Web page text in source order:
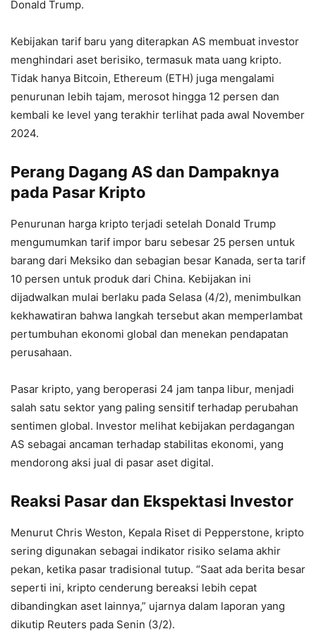
Donald Trump.
Kebijakan tarif baru yang diterapkan AS membuat investor
menghindari aset berisiko, termasuk mata uang kripto.
Tidak hanya Bitcoin, Ethereum (ETH) juga mengalami
penurunan lebih tajam, merosot hingga 12 persen dan
kembali ke level yang terakhir terlihat pada awal November
2024.
Perang Dagang AS dan Dampaknya
pada Pasar Kripto
Penurunan harga kripto terjadi setelah Donald Trump
mengumumkan tarif impor baru sebesar 25 persen untuk
barang dari Meksiko dan sebagian besar Kanada, serta tarif
10 persen untuk produk dari China. Kebijakan ini
dijadwalkan mulai berlaku pada Selasa (4/2), menimbulkan
kekhawatiran bahwa langkah tersebut akan memperlambat
pertumbuhan ekonomi global dan menekan pendapatan
perusahaan.
Pasar kripto, yang beroperasi 24 jam tanpa libur, menjadi
salah satu sektor yang paling sensitif terhadap perubahan
sentimen global. Investor melihat kebijakan perdagangan
AS sebagai ancaman terhadap stabilitas ekonomi, yang
mendorong aksi jual di pasar aset digital.
Reaksi Pasar dan Ekspektasi Investor
Menurut Chris Weston, Kepala Riset di Pepperstone, kripto
sering digunakan sebagai indikator risiko selama akhir
pekan, ketika pasar tradisional tutup. “Saat ada berita besar
seperti ini, kripto cenderung bereaksi lebih cepat
dibandingkan aset lainnya,” ujarnya dalam laporan yang
dikutip Reuters pada Senin (3/2).